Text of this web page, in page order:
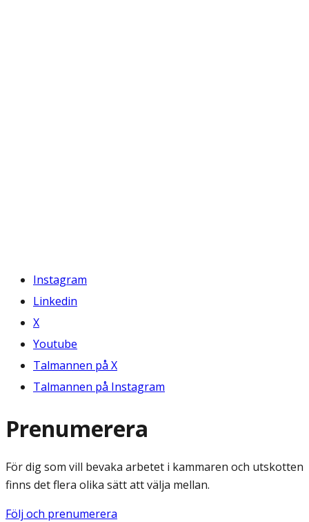
Instagram
Linkedin
X
Youtube
Talmannen på X
Talmannen på Instagram
Prenumerera
För dig som vill bevaka arbetet i kammaren och utskotten
finns det flera olika sätt att välja mellan.
Följ och prenumerera